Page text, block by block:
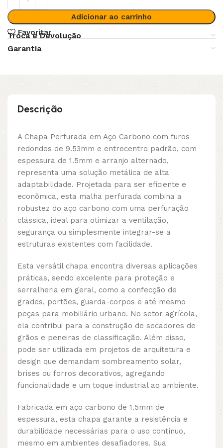
Adicionar ao carrinho
Favoritar
Troca e Devolução
Garantia
Descrição
A Chapa Perfurada em Aço Carbono com furos
redondos de 9.53mm e entrecentro padrão, com
espessura de 1.5mm e arranjo alternado,
representa uma solução metálica de alta
adaptabilidade. Projetada para ser eficiente e
econômica, esta malha perfurada combina a
robustez do aço carbono com uma perfuração
clássica, ideal para otimizar a ventilação,
segurança ou simplesmente integrar-se a
estruturas existentes com facilidade.
Esta versátil chapa encontra diversas aplicações
práticas, sendo excelente para proteção e
serralheria em geral, como a confecção de
grades, portões, guarda-corpos e até mesmo
peças para mobiliário urbano. No setor agrícola,
ela contribui para a construção de secadores de
grãos e peneiras de classificação. Além disso,
pode ser utilizada em projetos de arquitetura e
design que demandam sombreamento solar,
brises ou forros decorativos, agregando
funcionalidade e um toque industrial ao ambiente.
Fabricada em aço carbono de 1.5mm de
espessura, esta chapa garante a resistência e
durabilidade necessárias para o uso contínuo,
mesmo em ambientes desafiadores. Sua